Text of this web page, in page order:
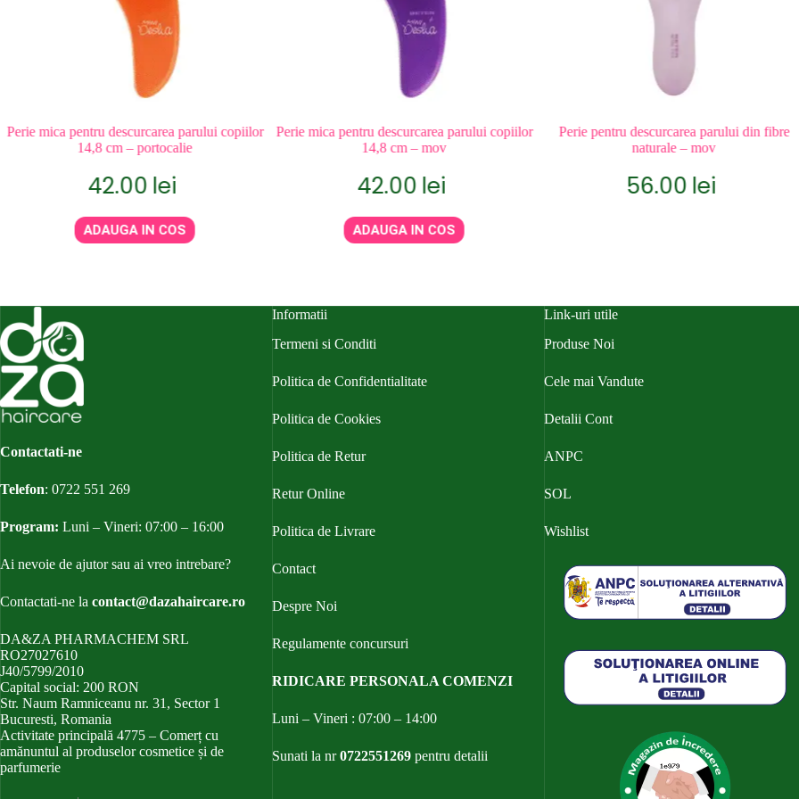
Perie mica pentru descurcarea parului copiilor
14,8 cm – portocalie
42.00 lei
ADAUGA IN COS
Perie mica pentru descurcarea parului copiilor
14,8 cm – mov
42.00 lei
ADAUGA IN COS
Perie pentru descurcarea parului din fibre
naturale – mov
56.00 lei
Contactati-ne
Telefon: 0722 551 269
Program: Luni – Vineri: 07:00 – 16:00
Ai nevoie de ajutor sau ai vreo intrebare?
Contactati-ne la contact@dazahaircare.ro
DA&ZA PHARMACHEM SRL
RO27027610
J40/5799/2010
Capital social: 200 RON
Str. Naum Ramniceanu nr. 31, Sector 1
Bucuresti, Romania
Activitate principală 4775 – Comerț cu
amănuntul al produselor cosmetice și de
parfumerie
Informatii
Termeni si Conditi
Politica de Confidentialitate
Politica de Cookies
Politica de Retur
Retur Online
Politica de Livrare
Contact
Despre Noi
Regulamente concursuri
RIDICARE PERSONALA COMENZI
Luni – Vineri : 07:00 – 14:00
Sunati la nr0722551269 pentru detalii
Link-uri utile
Produse Noi
Cele mai Vandute
Detalii Cont
ANPC
SOL
Wishlist